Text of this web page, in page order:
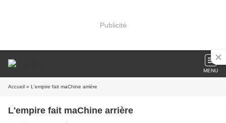
Publicité
MENU
Accueil » L'empire fait maChine arrière
L'empire fait maChine arrière